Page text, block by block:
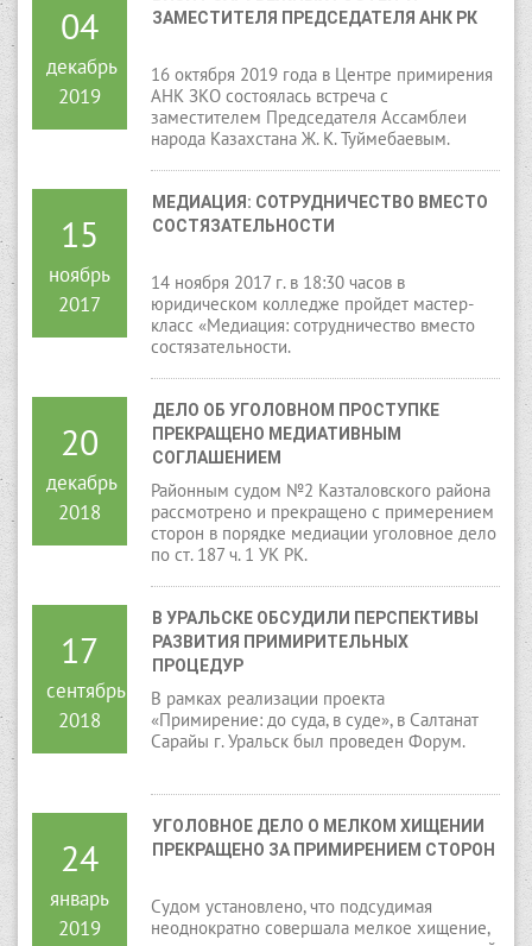
у последнего сотовый телефон марки
скрылись с места совершения
преступления.
04
декабрь
2019
ЗАМЕСТИТЕЛЯ ПРЕДСЕДАТЕЛЯ АНК РК
16 октября 2019 года в Центре примирения
АНК ЗКО состоялась встреча с
заместителем Председателя Ассамблеи
народа Казахстана Ж. К. Туймебаевым.
15
ноябрь
2017
МЕДИАЦИЯ: СОТРУДНИЧЕСТВО ВМЕСТО
СОСТЯЗАТЕЛЬНОСТИ
14 ноября 2017 г. в 18:30 часов в
юридическом колледже пройдет мастер-
класс «Медиация: сотрудничество вместо
состязательности.
20
декабрь
2018
ДЕЛО ОБ УГОЛОВНОМ ПРОСТУПКЕ
ПРЕКРАЩЕНО МЕДИАТИВНЫМ
СОГЛАШЕНИЕМ
Районным судом №2 Казталовского района
рассмотрено и прекращено с примерением
сторон в порядке медиации уголовное дело
по ст. 187 ч. 1 УК РК.
17
сентябрь
2018
В УРАЛЬСКЕ ОБСУДИЛИ ПЕРСПЕКТИВЫ
РАЗВИТИЯ ПРИМИРИТЕЛЬНЫХ
ПРОЦЕДУР
В рамках реализации проекта
«Примирение: до суда, в суде», в Салтанат
Сарайы г. Уральск был проведен Форум.
24
январь
2019
УГОЛОВНОЕ ДЕЛО О МЕЛКОМ ХИЩЕНИИ
ПРЕКРАЩЕНО ЗА ПРИМИРЕНИЕМ СТОРОН
Судом установлено, что подсудимая
неоднократно совершала мелкое хищение,